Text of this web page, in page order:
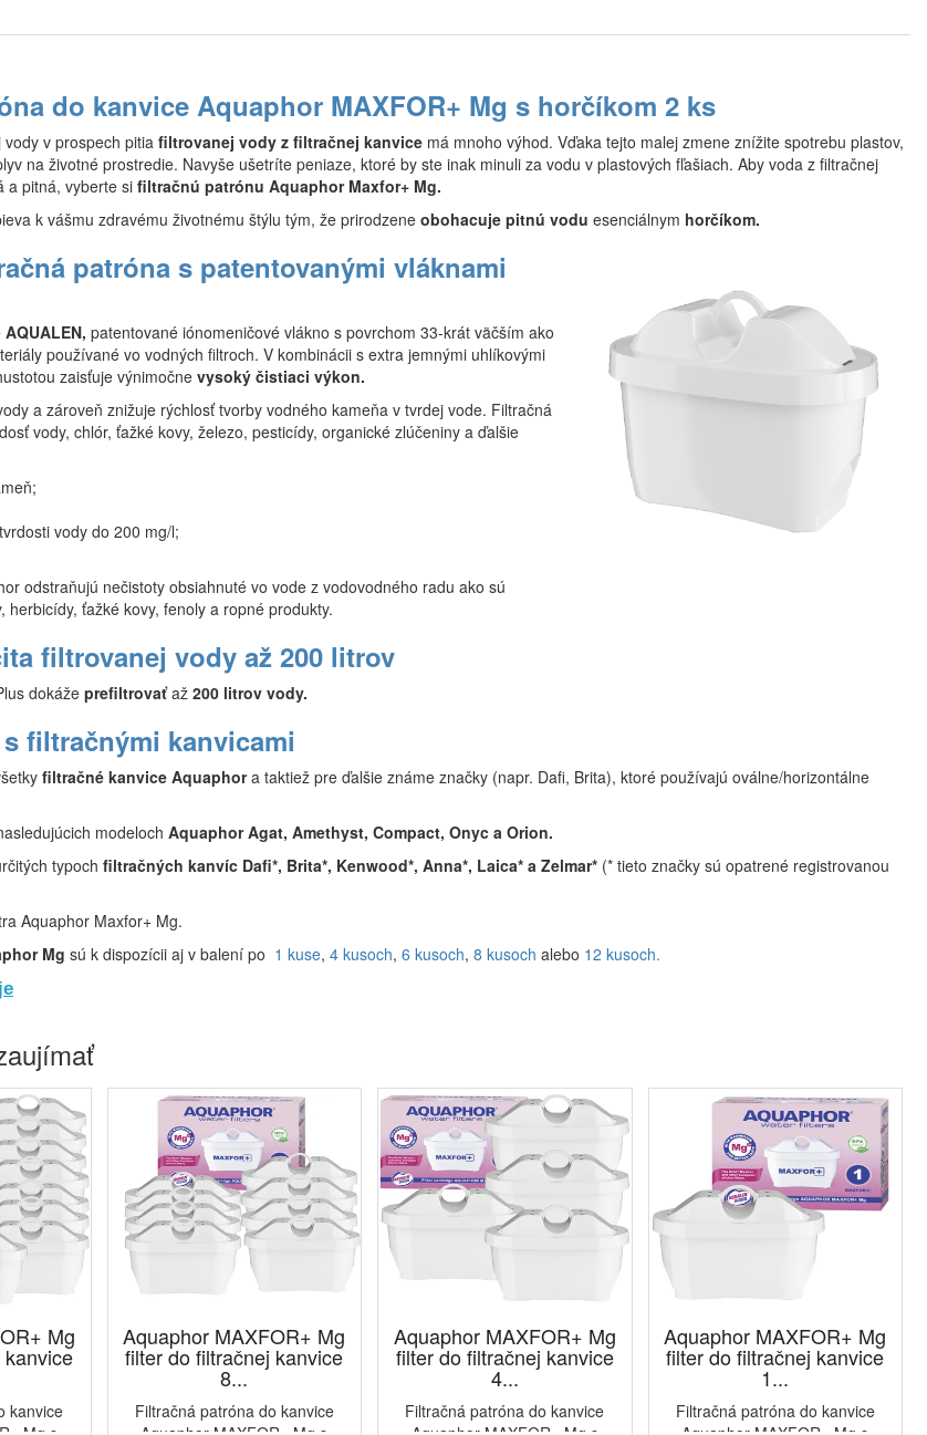
do kanvice Aquaphor MAXFOR+ Mg s horčíkom 2 ks
v prospech pitiafiltrovanej vody z filtračnej kanvice má mnoho výhod. Vďaka tejto malej zmene znížite spotrebu plastov,
na životné prostredie. Navyše ušetríte peniaze, ktoré by ste inak minuli za vodu v plastových fľašiach. Aby voda z filtračnej
a pitná, vyberte si filtračnú patrónu Aquaphor Maxfor+ Mg.
k vášmu zdravému životnému štýlu tým, že prirodzeneobohacuje pitnú vodu esenciálnym horčíkom.
patróna s patentovanými vláknami
AQUALEN, patentované iónomeničové vlákno s povrchom 33-krát väčším ako
používané vo vodných filtroch. V kombinácii s extra jemnými uhlíkovými
zaisťuje výnimočne vysoký čistiaci výkon.
a zároveň znižuje rýchlosť tvorby vodného kameňa v tvrdej vode. Filtračná
vody, chlór, ťažké kovy, železo, pesticídy, organické zlúčeniny a ďalšie
vody do 200 mg/l;
odstraňujú nečistoty obsiahnuté vo vode z vodovodného radu ako sú
herbicídy, ťažké kovy, fenoly a ropné produkty.
filtrovanej vody až 200 litrov
dokáže prefiltrovaťaž 200 litrov vody.
filtračnými kanvicami
filtračné kanvice Aquaphora taktiež pre ďalšie známe značky (napr. Dafi, Brita), ktoré používajú oválne/horizontálne
modeloch Aquaphor Agat, Amethyst, Compact, Onyc a Orion.
typoch filtračných kanvíc Dafi*, Brita*, Kenwood*, Anna*, Laica* a Zelmar* (* tieto značky sú opatrené registrovanou
Aquaphor Maxfor+ Mg.
Mg sú k dispozícii aj v balení po 1 kuse, 4 kusoch, 6 kusoch, 8 kusoch alebo 12 kusoch.
Mg
kanvice
Aquaphor MAXFOR+ Mg
filter do filtračnej kanvice
8...
Filtračná patróna do kanvice
Aquaphor MAXFOR+ Mg
filter do filtračnej kanvice
4...
Filtračná patróna do kanvice
Aquaphor MAXFOR+ Mg
filter do filtračnej kanvice
1...
Filtračná patróna do kanvice